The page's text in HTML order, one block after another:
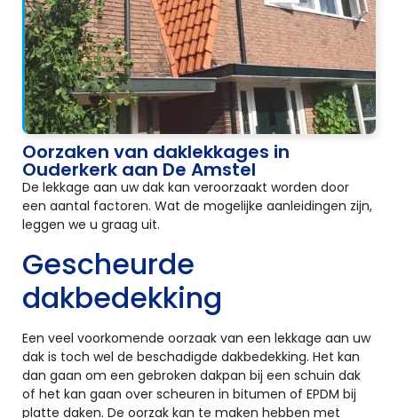
Oorzaken van daklekkages in
Ouderkerk aan De Amstel
De lekkage aan uw dak kan veroorzaakt worden door
een aantal factoren. Wat de mogelijke aanleidingen zijn,
leggen we u graag uit.
Gescheurde
dakbedekking
Een veel voorkomende oorzaak van een lekkage aan uw
dak is toch wel de beschadigde dakbedekking. Het kan
dan gaan om een gebroken dakpan bij een schuin dak
of het kan gaan over scheuren in bitumen of EPDM bij
platte daken. De oorzak kan te maken hebben met